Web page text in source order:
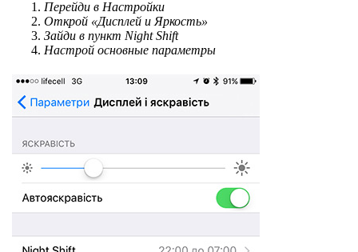
Перейди в Настройки
Открой «Дисплей и Яркость»
Зайди в пункт Night Shift
Настрой основные параметры